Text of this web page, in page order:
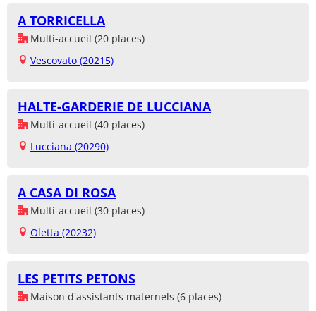
A TORRICELLA
Multi-accueil (20 places)
Vescovato (20215)
HALTE-GARDERIE DE LUCCIANA
Multi-accueil (40 places)
Lucciana (20290)
A CASA DI ROSA
Multi-accueil (30 places)
Oletta (20232)
LES PETITS PETONS
Maison d'assistants maternels (6 places)